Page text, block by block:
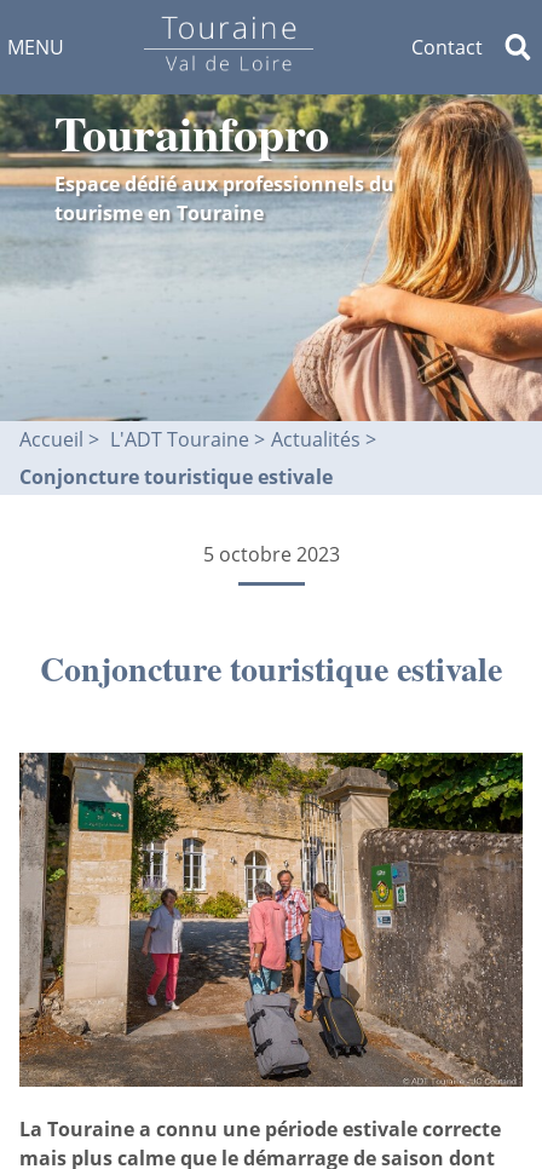
MENU Contact
Tourainfopro
Espace dédié aux professionnels du
tourisme en Touraine
Accueil L'ADT Touraine > Actualités
Conjoncture touristique estivale
5 octobre 2023
Conjoncture touristique estivale
La Touraine a connu une période estivale correcte
mais plus calme que le démarrage de saison dont